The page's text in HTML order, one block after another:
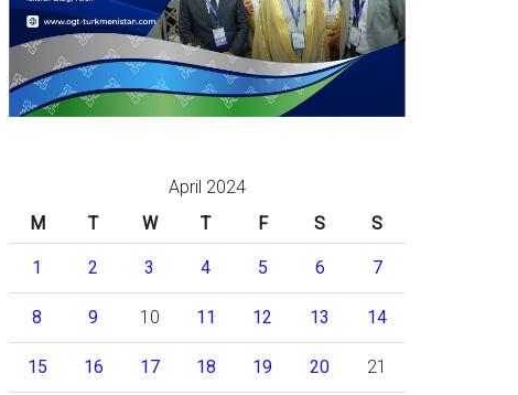
April 2024
M
T W T F S S
1 2 3 4 5 6 7
8 9 10 11 12 13 14
15 16 17 18 19 20 21